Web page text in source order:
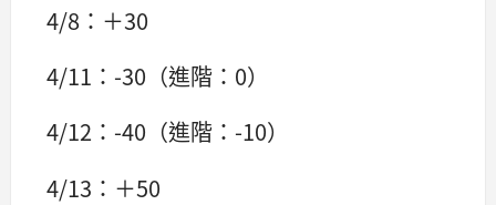
4/8：＋30
4/11：-30（進階：0）
4/12：-40（進階：-10）
4/13：＋50